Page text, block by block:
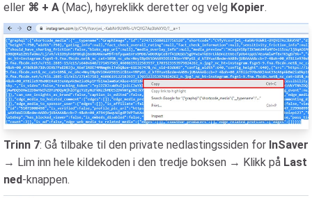
eller ⌘ + A (Mac), høyreklikk deretter og velg Kopier.
Trinn 7: Gå tilbake til den private nedlastingssiden for InSaver
→ Lim inn hele kildekoden i den tredje boksen → Klikk på Last
ned-knappen.